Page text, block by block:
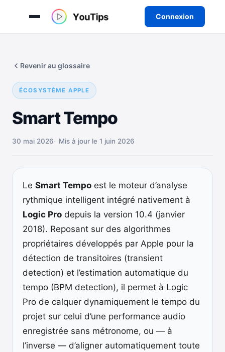
Connexion
contenu
ÉCOSYSTÈME APPLE
Smart Tempo
Revenir au glossaire
30 mai 2026 Mis à jour le 1 juin 2026
Le Smart Tempo est le moteur d’analyse
rythmique intelligent intégré nativement à
Logic Pro depuis la version 10.4 (janvier
2018). Reposant sur des algorithmes
propriétaires développés par Apple pour la
détection de transitoires (transient
detection) et l’estimation automatique du
tempo (BPM detection), il permet à Logic
Pro de calquer dynamiquement le tempo du
projet sur celui d’une performance audio
enregistrée sans métronome, ou — à
l’inverse — d’aligner automatiquement toute